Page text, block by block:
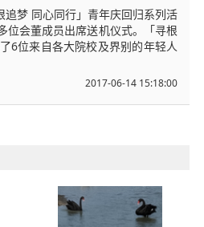
追梦 同心同行」青年庆回归系列活
位会董成员出席送机仪式。「寻根
6位来自各大院校及界别的年轻人
2017-06-14 15:18:00